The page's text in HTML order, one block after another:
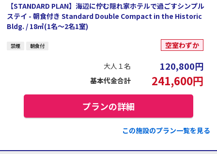
【STANDARD PLAN】海辺に佇む隠れ家ホテルで過ごすシンプル
ステイ - 朝食付き Standard Double Compact in the Historic
Bldg. / 18㎡(1名～2名1室)
禁煙 朝食付 空室わずか
大人１名 120,800円
基本代金合計 241,600円
プランの詳細
この施設のプラン一覧を見る